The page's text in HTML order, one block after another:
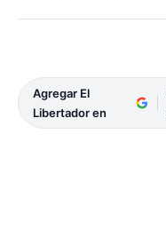
Agregar El
Libertador en